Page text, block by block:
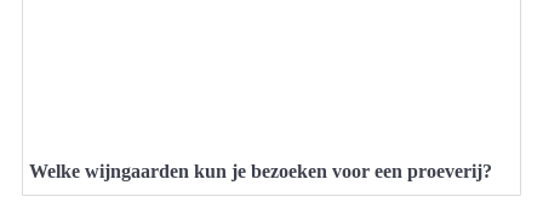
Welke wijngaarden kun je bezoeken voor een proeverij?